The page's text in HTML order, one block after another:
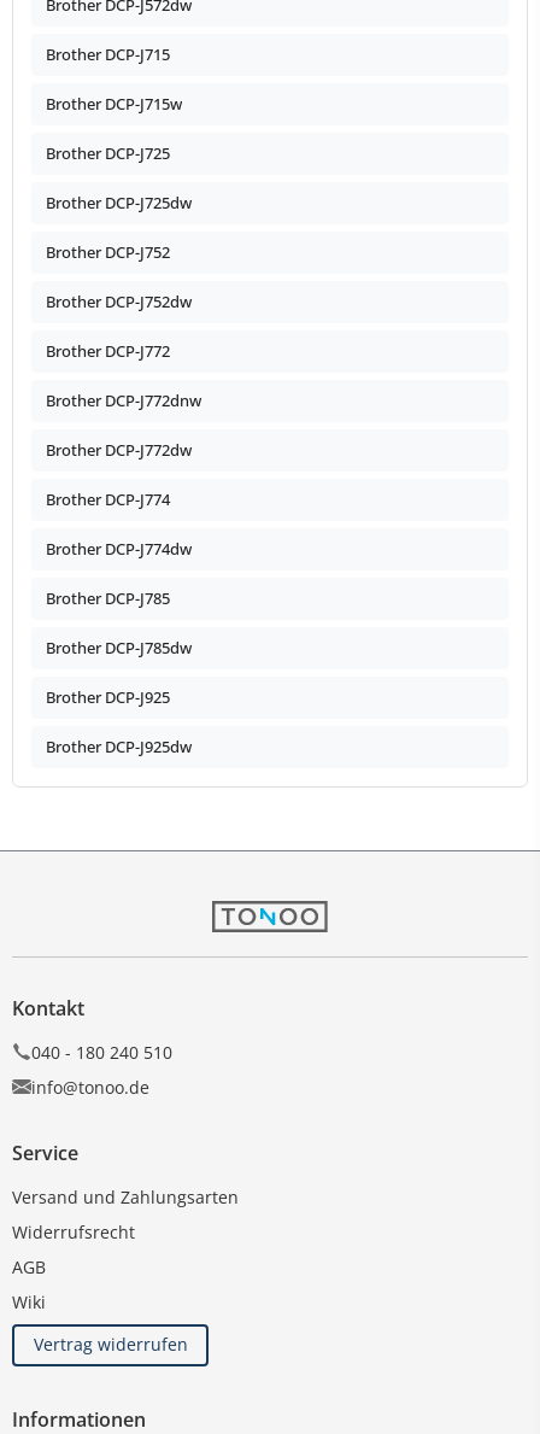
Brother DCP-J572dw
Brother DCP-J715
Brother DCP-J715w
Brother DCP-J725
Brother DCP-J725dw
Brother DCP-J752
Brother DCP-J752dw
Brother DCP-J772
Brother DCP-J772dnw
Brother DCP-J772dw
Brother DCP-J774
Brother DCP-J774dw
Brother DCP-J785
Brother DCP-J785dw
Brother DCP-J925
Brother DCP-J925dw
Kontakt
040 - 180 240 510
info@tonoo.de
Service
Versand und Zahlungsarten
Widerrufsrecht
AGB
Wiki
Vertrag widerrufen
Informationen